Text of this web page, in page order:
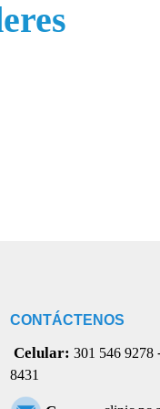
CONTÁCTENOS
Celular: 301 546 9278
8431